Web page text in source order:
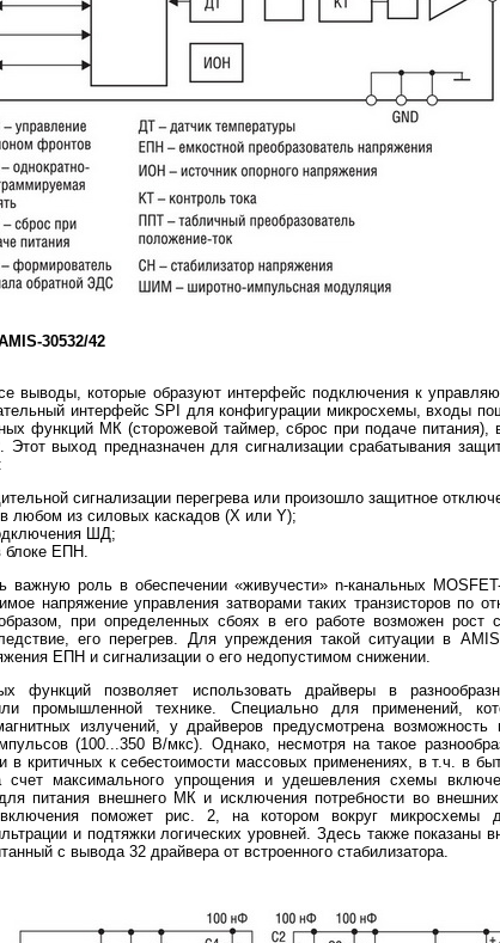
30532/42
выводы, которые образуют интерфейс подключения к
интерфейс SPI для конфигурации микросхемы, входы
функций МК (сторожевой таймер, сброс при подаче питания),
выход предназначен для сигнализации срабатывания
сигнализации перегрева или произошло защитное
любом из силовых каскадов (X или Y);
ШД;
блоке ЕПН.
важную роль в обеспечении «живучести» n-канальных
напряжение управления затворами таких транзисторов по
при определенных сбоях в его работе возможен рост
его перегрев. Для упреждения такой ситуации в
ЕПН и сигнализации о его недопустимом снижении.
функций позволяет использовать драйверы в
промышленной технике. Специально для применений,
излучений, у драйверов предусмотрена возможность
(100...350 В/мкс). Однако, несмотря на такое
в критичных к себестоимости массовых применениях, в т.ч. в
счет максимального упрощения и удешевления схемы
питания внешнего МК и исключения потребности во
поможет рис. 2, на котором вокруг микросхемы
и подтяжки логических уровней. Здесь также показаны
с вывода 32 драйвера от встроенного стабилизатора.